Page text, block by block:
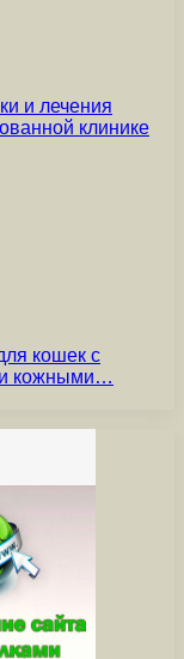
и лечения
клинике
кошек с
и кожными…